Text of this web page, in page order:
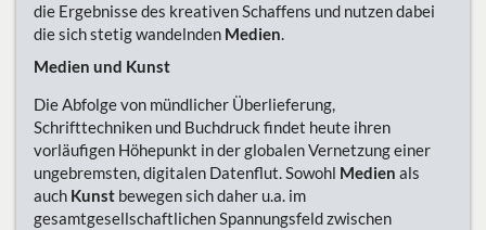
die Ergebnisse des kreativen Schaffens und nutzen dabei
die sich stetig wandelnden Medien.
Medien und Kunst
Die Abfolge von mündlicher Überlieferung,
Schrifttechniken und Buchdruck findet heute ihren
vorläufigen Höhepunkt in der globalen Vernetzung einer
ungebremsten, digitalen Datenflut. Sowohl Medien als
auch Kunst bewegen sich daher u.a. im
gesamtgesellschaftlichen Spannungsfeld zwischen